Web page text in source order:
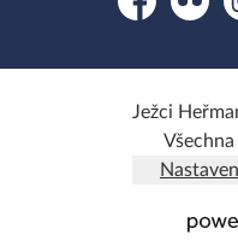
FacebookFlickr
Ježci